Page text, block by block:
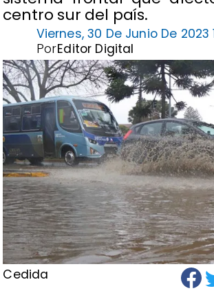
centro sur del país.
Viernes, 30 De Junio De 2023
Editor Digital
Por
Cedida